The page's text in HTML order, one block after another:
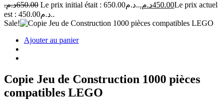
650.00د.م. Le prix initial était : 650.00د.م.. 450.00د.م.
Le prix actuel
est : 450.00د.م..
Sale!
Ajouter au panier
Copie Jeu de Construction 1000 pièces
compatibles LEGO